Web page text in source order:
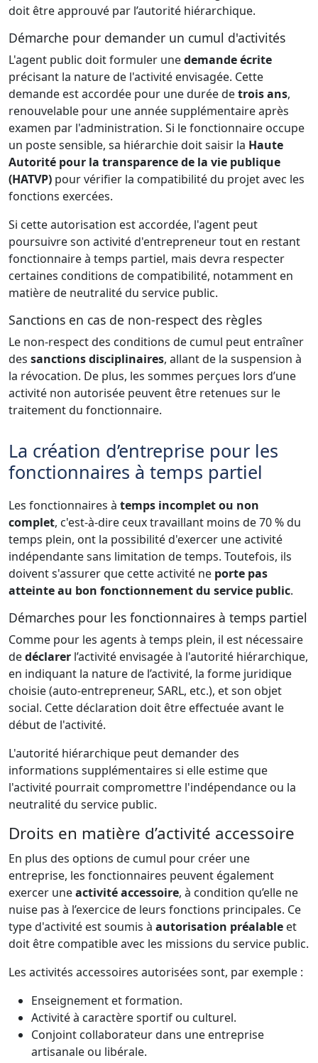
doit être approuvé par l’autorité hiérarchique.
Démarche pour demander un cumul d'activités
L'agent public doit formuler unedemande écrite
précisant la nature de l'activité envisagée. Cette
demande est accordée pour une durée detrois ans,
renouvelable pour une année supplémentaire après
examen par l'administration. Si le fonctionnaire occupe
un poste sensible, sa hiérarchie doit saisir la Haute
Autorité pour la transparence de la vie publique
(HATVP) pour vérifier la compatibilité du projet avec les
fonctions exercées.
Si cette autorisation est accordée, l'agent peut
poursuivre son activité d'entrepreneur tout en restant
fonctionnaire à temps partiel, mais devra respecter
certaines conditions de compatibilité, notamment en
matière de neutralité du service public.
Sanctions en cas de non-respect des règles
Le non-respect des conditions de cumul peut entraîner
des sanctions disciplinaires, allant de la suspension à
la révocation. De plus, les sommes perçues lors d’une
activité non autorisée peuvent être retenues sur le
traitement du fonctionnaire.
La création d’entreprise pour les
fonctionnaires à temps partiel
Les fonctionnaires à temps incomplet ou non
complet, c'est-à-dire ceux travaillant moins de 70 % du
temps plein, ont la possibilité d'exercer une activité
indépendante sans limitation de temps. Toutefois, ils
doivent s'assurer que cette activité ne porte pas
atteinte au bon fonctionnement du service public.
Démarches pour les fonctionnaires à temps partiel
Comme pour les agents à temps plein, il est nécessaire
dedéclarer l’activité envisagée à l'autorité hiérarchique,
en indiquant la nature de l’activité, la forme juridique
choisie (auto-entrepreneur, SARL, etc.), et son objet
social. Cette déclaration doit être effectuée avant le
début de l'activité.
L'autorité hiérarchique peut demander des
informations supplémentaires si elle estime que
l'activité pourrait compromettre l'indépendance ou la
neutralité du service public.
Droits en matière d’activité accessoire
En plus des options de cumul pour créer une
entreprise, les fonctionnaires peuvent également
exercer uneactivité accessoire, à condition qu’elle ne
nuise pas à l’exercice de leurs fonctions principales. Ce
type d'activité est soumis à autorisation préalable et
doit être compatible avec les missions du service public.
Les activités accessoires autorisées sont, par exemple :
Enseignement et formation.
Activité à caractère sportif ou culturel.
Conjoint collaborateur dans une entreprise
artisanale ou libérale.